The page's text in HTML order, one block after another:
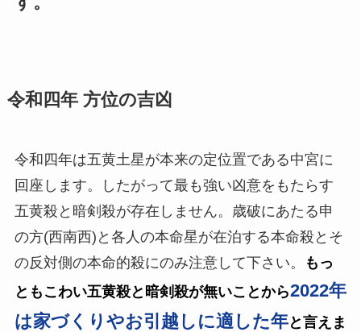
令和四年 方位の吉凶
令和四年は五黄土星が本来の定位置である中宮に
回座します。したがって最も強い凶意をもたらす
五黄殺と暗剣殺が存在しません。歳破にあたる申
の方(西南西)と各人の本命星が在泊する本命殺とそ
の反対側の本命的殺にのみ注意して下さい。
もっ
ともこわい五黄殺と暗剣殺が無いことから2022年
は家づくりやお引越しに適した年と言えま